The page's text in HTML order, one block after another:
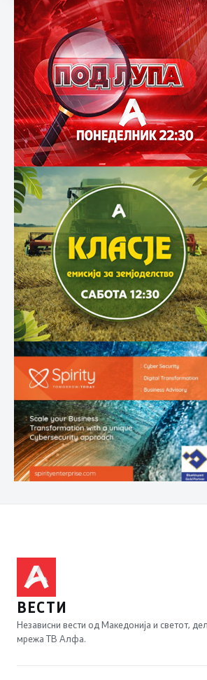
ВЕСТИ
Независни вести од Македонија и светот,
мрежа ТВ Алфа.